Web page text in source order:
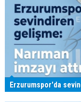
Erzurumspor'da